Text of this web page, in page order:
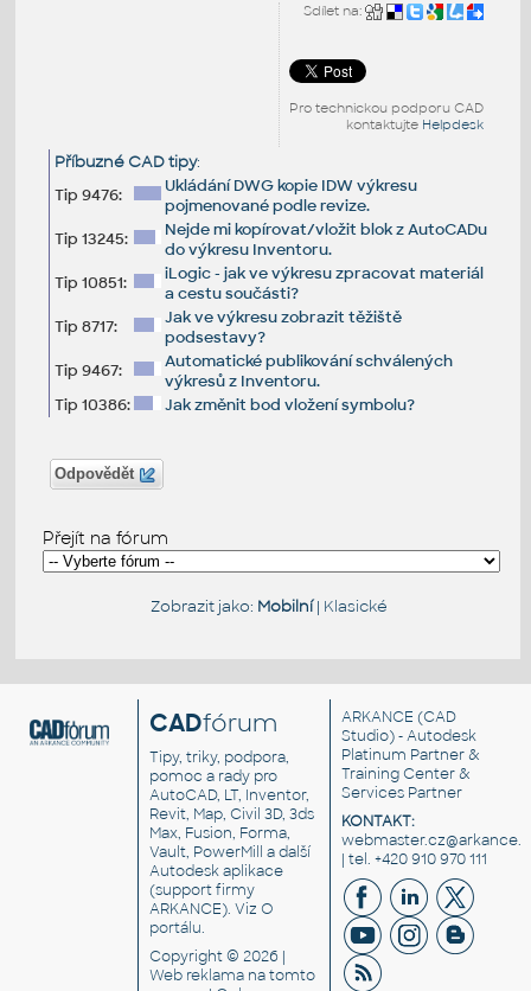
Sdílet na:
Pro technickou podporu CAD
kontaktujte Helpdesk
Příbuzné CAD tipy:
Tip 9476:
Ukládání DWG kopie IDW výkresu
pojmenované podle revize.
Tip 13245:
Nejde mi kopírovat/vložit blok z AutoCADu
do výkresu Inventoru.
Tip 10851:
iLogic - jak ve výkresu zpracovat materiál
a cestu součásti?
Tip 8717:
Jak ve výkresu zobrazit těžiště
podsestavy?
Tip 9467:
Automatické publikování schválených
výkresů z Inventoru.
Tip 10386:
Jak změnit bod vložení symbolu?
Odpovědět
Přejít na fórum
Zobrazit jako: Mobilní| Klasické
CADfórum
Tipy, triky, podpora,
pomoc a rady pro
AutoCAD, LT, Inventor,
Revit, Map, Civil 3D, 3ds
Max, Fusion, Forma,
Vault, PowerMill a další
Autodesk aplikace
(support firmy
ARKANCE). VizO
portálu.
Copyright © 2026 |
Web reklama na tomto
ARKANCE (CAD
Studio) - Autodesk
Platinum Partner &
Training Center &
Services Partner
KONTAKT:
| tel. +420 910 970 111